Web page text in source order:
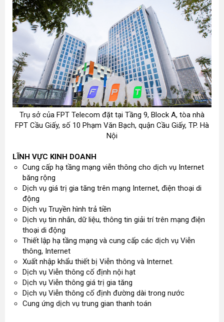
Trụ sở của FPT Telecom đặt tại Tầng 9, Block A, tòa nhà
FPT Cầu Giấy, số 10 Phạm Văn Bạch, quận Cầu Giấy, TP. Hà
Nội
LĨNH VỰC KINH DOANH
Cung cấp hạ tầng mạng viễn thông cho dịch vụ Internet
băng rộng
Dịch vụ giá trị gia tăng trên mạng Internet, điện thoại di
động
Dịch vụ Truyền hình trả tiền
Dịch vụ tin nhắn, dữ liệu, thông tin giải trí trên mạng điện
thoại di động
Thiết lập hạ tầng mạng và cung cấp các dịch vụ Viễn
thông, Internet
Xuất nhập khẩu thiết bị Viễn thông và Internet.
Dịch vụ Viễn thông cố định nội hạt
Dịch vụ Viễn thông giá trị gia tăng
Dịch vụ Viễn thông cố định đường dài trong nước
Cung ứng dịch vụ trung gian thanh toán